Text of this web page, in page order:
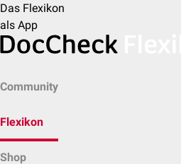
Das Flexikon
als App
Community
Flexikon
Shop